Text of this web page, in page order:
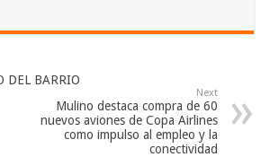
DEL BARRIO
Next
Mulino destaca compra de 60
nuevos aviones de Copa Airlines
como impulso al empleo y la
conectividad